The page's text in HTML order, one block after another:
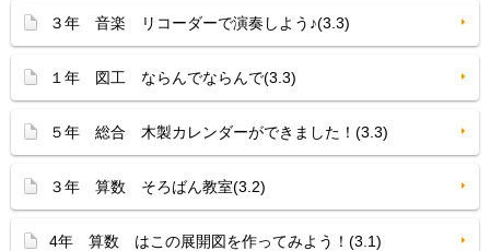
３年 音楽 リコーダーで演奏しよう♪(3.3)
１年 図工 ならんでならんで(3.3)
５年 総合 木製カレンダーができました！(3.3)
３年 算数 そろばん教室(3.2)
4年 算数 はこの展開図を作ってみよう！(3.1)